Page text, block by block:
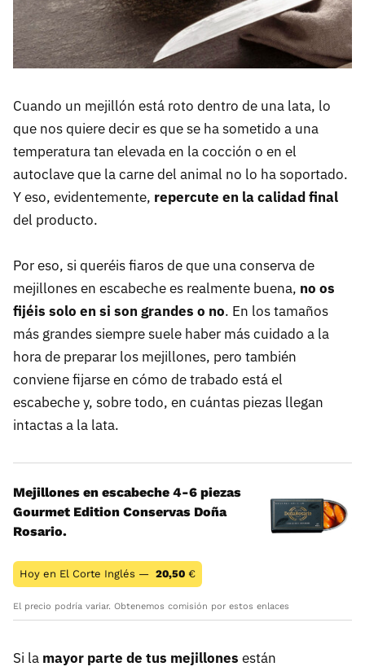
Cuando un mejillón está roto dentro de una lata, lo
que nos quiere decir es que se ha sometido a una
temperatura tan elevada en la cocción o en el
autoclave que la carne del animal no lo ha soportado.
Y eso, evidentemente, repercute en la calidad final
del producto.
Por eso, si queréis fiaros de que una conserva de
mejillones en escabeche es realmente buena, no os
fijéis solo en si son grandes o no. En los tamaños
más grandes siempre suele haber más cuidado a la
hora de preparar los mejillones, pero también
conviene fijarse en cómo de trabado está el
escabeche y, sobre todo, en cuántas piezas llegan
intactas a la lata.
Mejillones en escabeche 4-6 piezas
Gourmet Edition Conservas Doña
Rosario.
Hoy en El Corte Inglés — 20,50 €
El precio podría variar. Obtenemos comisión por estos enlaces
Si la mayor parte de tus mejillones están